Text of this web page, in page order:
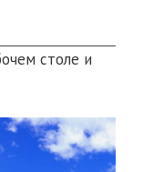
столе и